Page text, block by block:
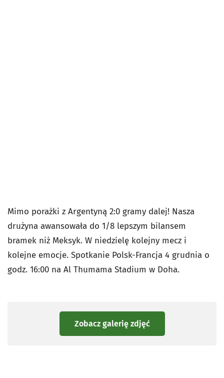
Mimo porażki z Argentyną 2:0 gramy dalej! Nasza
drużyna awansowała do 1/8 lepszym bilansem
bramek niż Meksyk. W niedzielę kolejny mecz i
kolejne emocje. Spotkanie Polsk-Francja 4 grudnia o
godz. 16:00 na Al Thumama Stadium w Doha.
Zobacz galerię zdjęć